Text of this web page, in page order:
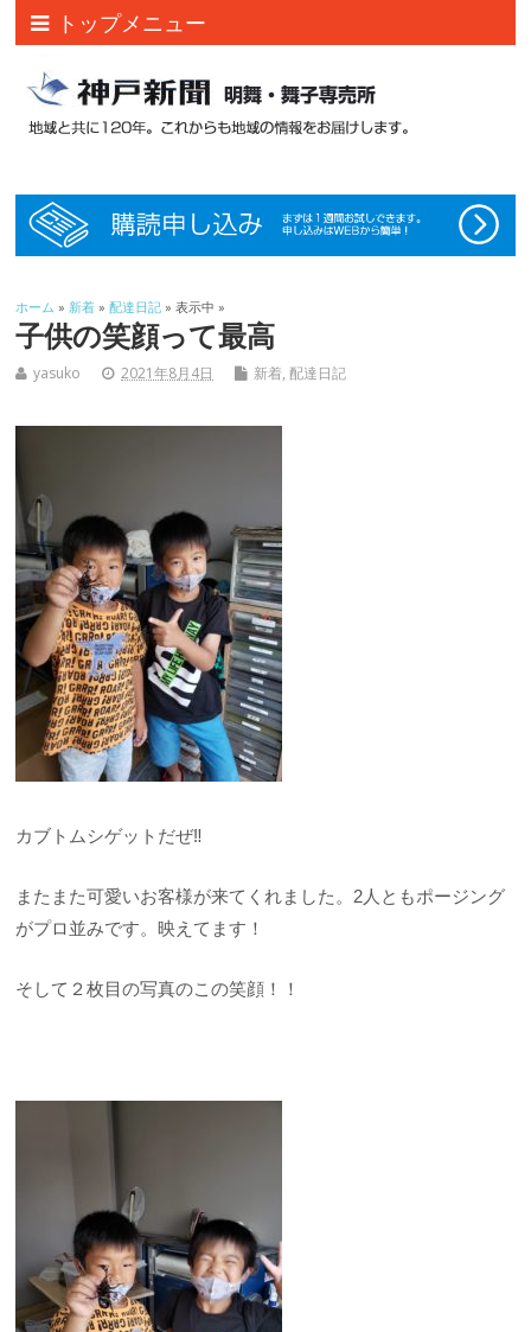
トップメニュー
ホーム »新着 »配達日記 » 表示中 »
子供の笑顔って最高
yasuko 2021年8月4日 新着, 配達日記
カブトムシゲットだぜ‼︎
またまた可愛いお客様が来てくれました。2人ともポージング
がプロ並みです。映えてます！
そして２枚目の写真のこの笑顔！！